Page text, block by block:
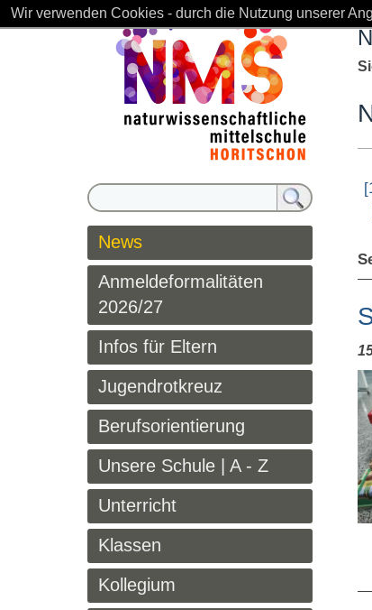
News
Anmeldeformalitäten
2026/27
Infos für Eltern
Jugendrotkreuz
Berufsorientierung
Unsere Schule | A - Z
Unterricht
Klassen
Kollegium
Wir verwenden Cookies - durch die Nutzung unserer